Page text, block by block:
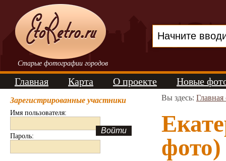
Старые фотографии городов
Главная Карта О проекте Новые
Зарегистрированные участники
Имя пользователя:
Пароль:
Вы здесь: Главная
фото)